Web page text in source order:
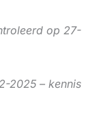
op 27-
2025 – kennis